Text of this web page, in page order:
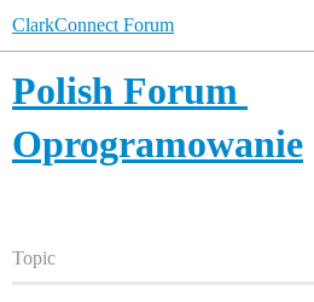
ClarkConnect Forum
Polish Forum
Oprogramowanie
Topic